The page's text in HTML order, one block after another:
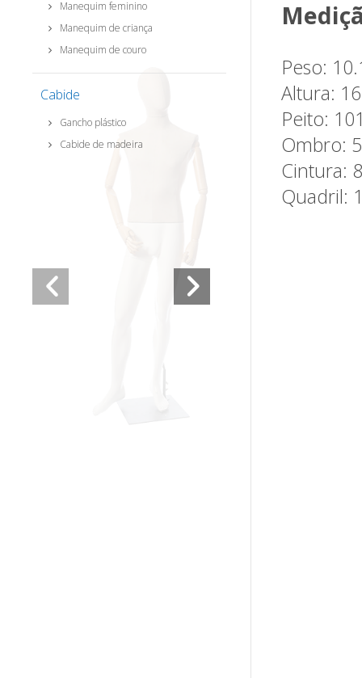
Manequim feminino
Manequim de criança
Manequim de couro
Cabide
Gancho plástico
Cabide de madeira
Peso:
Altura:
Peito:
Ombro:
Cintura:
Quadril: